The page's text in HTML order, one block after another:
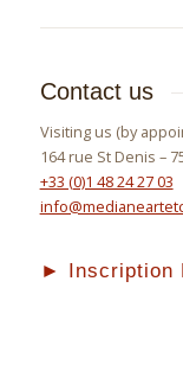
Contact us
Visiting us (by
164 rue St Denis –
+33 (0)1 48 24 27 03
► Inscription